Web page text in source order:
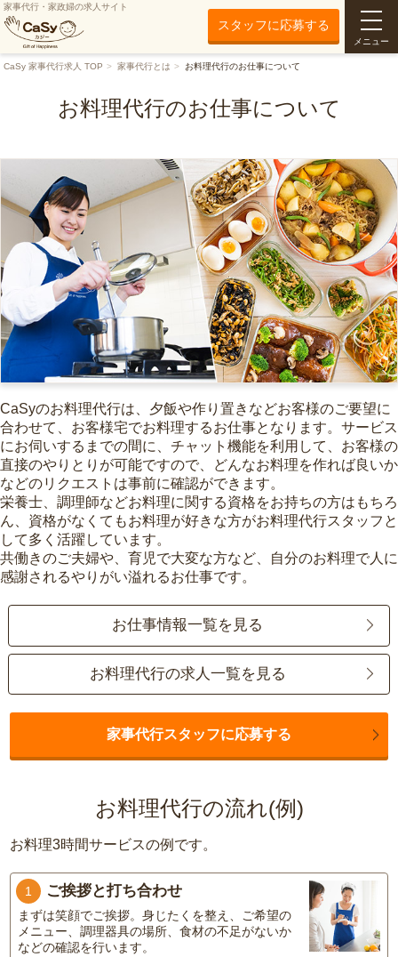
家事代行・家政婦の求人サイト
スタッフに応募する
メニュー
CaSy 家事代行求人 TOP 家事代行とは お料理代行のお仕事について
お料理代行のお仕事について
CaSyのお料理代行は、夕飯や作り置きなどお客様のご要望に
合わせて、お客様宅でお料理するお仕事となります。サービス
にお伺いするまでの間に、チャット機能を利用して、お客様の
直接のやりとりが可能ですので、どんなお料理を作れば良いか
などのリクエストは事前に確認ができます。
栄養士、調理師などお料理に関する資格をお持ちの方はもちろ
ん、資格がなくてもお料理が好きな方がお料理代行スタッフと
して多く活躍しています。
共働きのご夫婦や、育児で大変な方など、自分のお料理で人に
感謝されるやりがい溢れるお仕事です。
お仕事情報一覧を見る
お料理代行の求人一覧を見る
家事代行スタッフに応募する
お料理代行の流れ(例)
お料理3時間サービスの例です。
1 ご挨拶と打ち合わせ
まずは笑顔でご挨拶。身じたくを整え、ご希望の
メニュー、調理器具の場所、食材の不足がないか
などの確認を行います。